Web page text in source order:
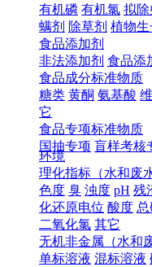
有机磷 有机氯 拟
螨剂 除草剂 植物生
食品添加剂
非法添加剂 食品添
食品成分标准物质
糖类 黄酮 氨基酸
它
食品专项标准物质
国抽专项 盲样考核
环境
理化指标（水和废
色度 臭 浊度 pH 残
化还原电位 酸度
二氧化氯 其它
无机非金属（水和
单标溶液 混标溶液